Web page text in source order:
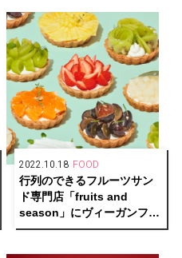
2022.10.18 FOOD
行列のできるフルーツサン
ド専門店「fruits and
season」にヴィーガンフル
ーツタルトが新登場